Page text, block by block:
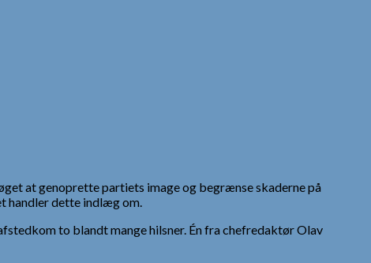
at genoprette partiets image og begrænse skaderne på
handler dette indlæg om.
to blandt mange hilsner. Én fra chefredaktør Olav